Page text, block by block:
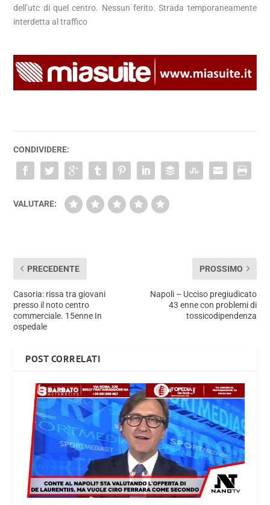
dell’utc di quel centro. Nessun ferito. Strada temporaneamente
interdetta al traffico
CONDIVIDERE:
VALUTARE:
PRECEDENTE
Casoria: rissa tra giovani
presso il noto centro
commerciale. 15enne In
ospedale
PROSSIMO
Napoli – Ucciso pregiudicato
43 enne con problemi di
tossicodipendenza
POST CORRELATI